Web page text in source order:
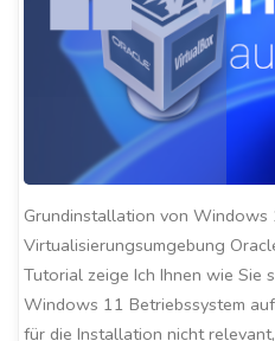
Grundinstallation von Windows
Virtualisierungsumgebung
Tutorial zeige Ich Ihnen wie Sie
Windows 11 Betriebssystem
für die Installation nicht